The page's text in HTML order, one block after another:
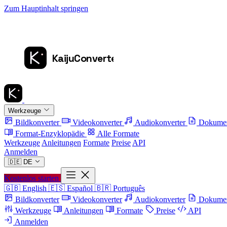
Zum Hauptinhalt springen
Werkzeuge
Bildkonverter Videokonverter Audiokonverter
Format-Enzyklopädie
Alle Formate
Werkzeuge Anleitungen Formate Preise API
Anmelden
🇩🇪 DE
Kostenlos starten
🇬🇧 English 🇪🇸 Español 🇧🇷 Português
Bildkonverter
Videokonverter Audiokonverter
Werkzeuge
Anleitungen Formate Preise
API
Anmelden